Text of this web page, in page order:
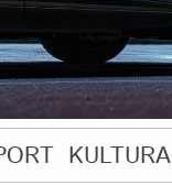
KULTURA